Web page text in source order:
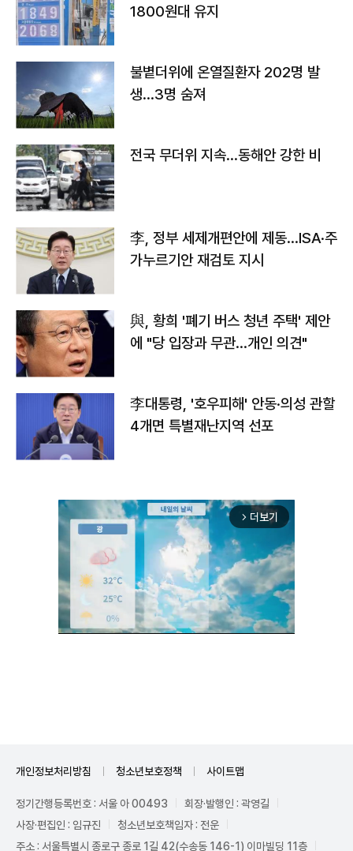
1800원대 유지
불볕더위에 온열질환자 202명 발
생…3명 숨져
전국 무더위 지속…동해안 강한 비
李, 정부 세제개편안에 제동…ISA·주
가누르기안 재검토 지시
與, 황희 '폐기 버스 청년 주택' 제안
에 "당 입장과 무관…개인 의견"
李대통령, '호우피해' 안동·의성 관할
4개면 특별재난지역 선포
arrow_forward_ios 더보기
개인정보처리방침 청소년보호정책 사이트맵
정기간행등록번호 : 서울 아 00493
회장·발행인 : 곽영길
사장·편집인 : 임규진
청소년보호책임자 : 전운
주소 : 서울특별시 종로구 종로 1길 42(수송동 146-1) 이마빌딩 11층